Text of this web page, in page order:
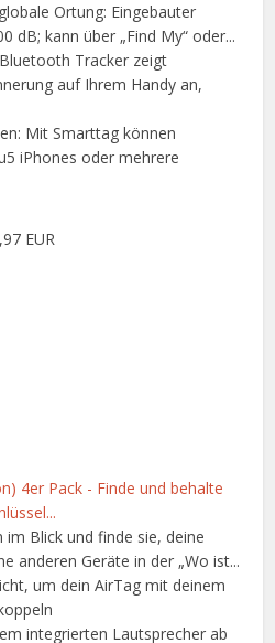
Ortung: Eingebauter
dB; kann über „Find My“ oder...
Tracker zeigt
auf Ihrem Handy an,
Mit Smarttag können
iPhones oder mehrere
EUR
4er Pack - Finde und behalte
im Blick und finde sie, deine
anderen Geräte in der „Wo ist...
um dein AirTag mit deinem
integrierten Lautsprecher ab